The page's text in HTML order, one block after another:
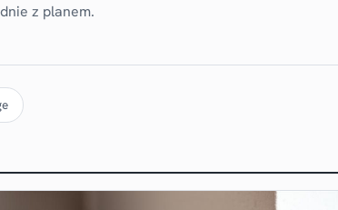
z planem.